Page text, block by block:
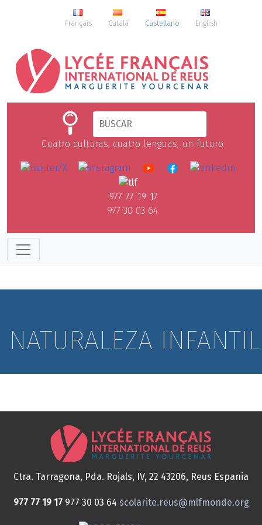
Français Català Castellano English
Cuatro culturas, cuatro lenguas, un futuro
977 77 19 17
977 30 03 64
NATURALEZA INFANTIL
Ctra. Tarragona, Pda. Rojals, IV, 22 43206, Reus Espania
977 77 19 17 977 30 03 64 scolarite.reus@mlfmonde.org